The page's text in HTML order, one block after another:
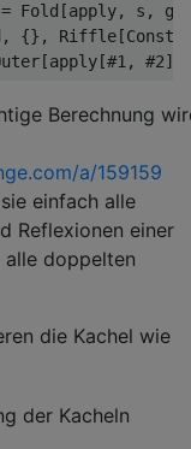
Fold[apply, s,
{},
Berechnung
a/159159
einfach alle
Reflexionen einer
alle doppelten
die Kachel wie